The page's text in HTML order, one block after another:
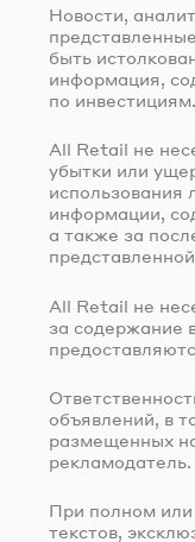
Новости,
быть
информация,
по инвестициям.
All Retail не
убытки или
использования
информации,
а также за
All Retail не
за содержание
объявлений, в
размещенных
рекламодатель.
При полном или
текстов,